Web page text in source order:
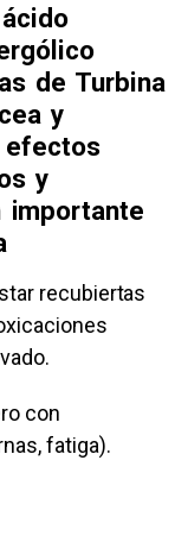
de Turbina
y
efectos
y
importante
recubiertas
con
fatiga).